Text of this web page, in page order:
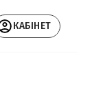
КАБІНЕТ